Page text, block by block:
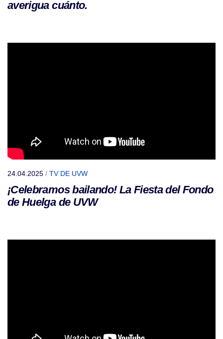
averigua cuánto.
24.04.2025 / TV DE UVW
¡Celebramos bailando! La Fiesta del Fondo
de Huelga de UVW